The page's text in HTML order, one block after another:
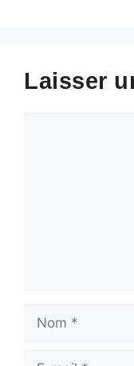
Laisser
Nom